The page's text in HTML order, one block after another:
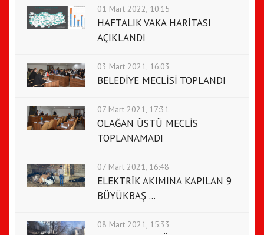
01 Mart 2022, 10:15
HAFTALIK VAKA HARİTASI
AÇIKLANDI
03 Mart 2021, 16:03
BELEDİYE MECLİSİ TOPLANDI
07 Mart 2021, 17:31
OLAĞAN ÜSTÜ MECLİS
TOPLANAMADI
07 Mart 2021, 16:48
ELEKTRİK AKIMINA KAPILAN 9
BÜYÜKBAŞ ...
08 Mart 2021, 15:33